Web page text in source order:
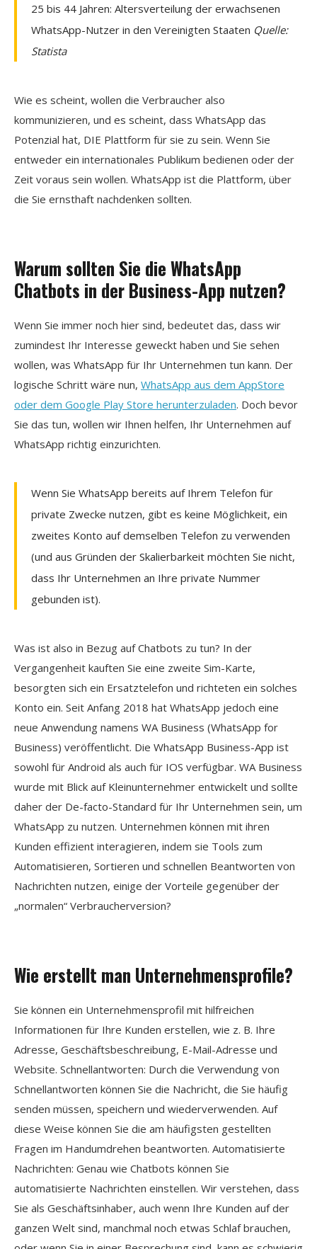
25 bis 44 Jahren: Altersverteilung der erwachsenen
WhatsApp-Nutzer in den Vereinigten Staaten Quelle:
Statista
Wie es scheint, wollen die Verbraucher also
kommunizieren, und es scheint, dass WhatsApp das
Potenzial hat, DIE Plattform für sie zu sein. Wenn Sie
entweder ein internationales Publikum bedienen oder der
Zeit voraus sein wollen. WhatsApp ist die Plattform, über
die Sie ernsthaft nachdenken sollten.
Warum sollten Sie die WhatsApp
Chatbots in der Business-App nutzen?
Wenn Sie immer noch hier sind, bedeutet das, dass wir
zumindest Ihr Interesse geweckt haben und Sie sehen
wollen, was WhatsApp für Ihr Unternehmen tun kann. Der
logische Schritt wäre nun, WhatsApp aus dem AppStore
oder dem Google Play Store herunterzuladen. Doch bevor
Sie das tun, wollen wir Ihnen helfen, Ihr Unternehmen auf
WhatsApp richtig einzurichten.
Wenn Sie WhatsApp bereits auf Ihrem Telefon für
private Zwecke nutzen, gibt es keine Möglichkeit, ein
zweites Konto auf demselben Telefon zu verwenden
(und aus Gründen der Skalierbarkeit möchten Sie nicht,
dass Ihr Unternehmen an Ihre private Nummer
gebunden ist).
Was ist also in Bezug auf Chatbots zu tun? In der
Vergangenheit kauften Sie eine zweite Sim-Karte,
besorgten sich ein Ersatztelefon und richteten ein solches
Konto ein. Seit Anfang 2018 hat WhatsApp jedoch eine
neue Anwendung namens WA Business (WhatsApp for
Business) veröffentlicht. Die WhatsApp Business-App ist
sowohl für Android als auch für IOS verfügbar. WA Business
wurde mit Blick auf Kleinunternehmer entwickelt und sollte
daher der De-facto-Standard für Ihr Unternehmen sein, um
WhatsApp zu nutzen. Unternehmen können mit ihren
Kunden effizient interagieren, indem sie Tools zum
Automatisieren, Sortieren und schnellen Beantworten von
Nachrichten nutzen, einige der Vorteile gegenüber der
„normalen“ Verbraucherversion?
Wie erstellt man Unternehmensprofile?
Sie können ein Unternehmensprofil mit hilfreichen
Informationen für Ihre Kunden erstellen, wie z. B. Ihre
Adresse, Geschäftsbeschreibung, E-Mail-Adresse und
Website. Schnellantworten: Durch die Verwendung von
Schnellantworten können Sie die Nachricht, die Sie häufig
senden müssen, speichern und wiederverwenden. Auf
diese Weise können Sie die am häufigsten gestellten
Fragen im Handumdrehen beantworten. Automatisierte
Nachrichten: Genau wie Chatbots können Sie
automatisierte Nachrichten einstellen. Wir verstehen, dass
Sie als Geschäftsinhaber, auch wenn Ihre Kunden auf der
ganzen Welt sind, manchmal noch etwas Schlaf brauchen,